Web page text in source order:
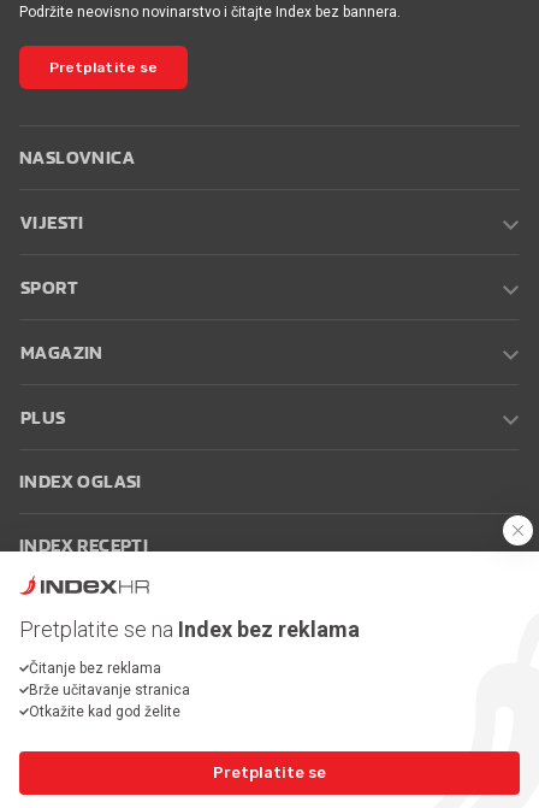
Podržite neovisno novinarstvo i čitajte Index bez bannera.
Pretplatite se
NASLOVNICA
VIJESTI
SPORT
MAGAZIN
PLUS
INDEX OGLASI
INDEX RECEPTI
Oglašavanje Zaposli se na Indexu
korištenja
Postavke kolačića
© 2026 Index
Pretplatite se na Index bez reklama
Čitanje bez reklama
Brže učitavanje stranica
Otkažite kad god želite
Pretplatite se